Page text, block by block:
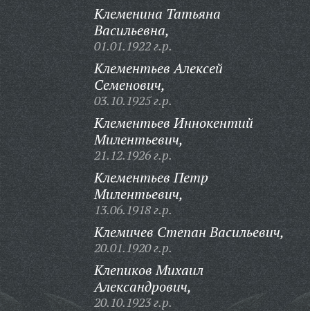
Клеменина Татьяна
Васильевна,
01.01.1922 г.р.
Клементьев Алексей
Семенович,
03.10.1925 г.р.
Клементьев Иннокентий
Милентьевич,
21.12.1926 г.р.
Клементьев Петр
Милентьевич,
13.06.1918 г.р.
Клемичев Степан Васильевич,
20.01.1920 г.р.
Клепиков Михаил
Александрович,
20.10.1923 г.р.